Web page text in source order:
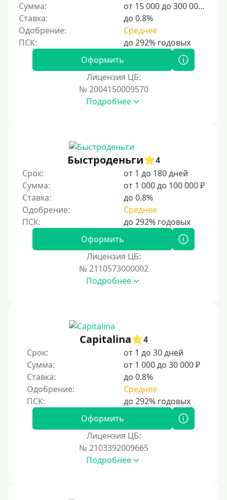
Даже бомжам
Без указания места работы
Для иностранных граждан
Для иностранных граждан Украины
Для иностранных граждан Казахстана
Для иностранных граждан Кыргызстана
Для иностранных граждан Таджикистана
Для иностранных граждан Узбекистана
Для граждан СНГ
Сумма (рублей)
100 руб
300 руб
2500 руб
3000 руб
4000 руб
5000 руб
7000 руб
Сумма:
от 15 000 до 300 000 ₽
Ставка:
до 0.8%
Одобрение:
Среднее
Оформить
Лицензия ЦБ:
№ 2004150009570
Подробнее
Быстроденьги
4
Срок:
от 1 до 180 дней
Сумма:
от 1 000 до 100 000 ₽
Ставка:
до 0.8%
Одобрение:
Среднее
Оформить
Лицензия ЦБ:
№ 2110573000002
Подробнее
Capitalina
4
Срок:
от 1 до 30 дней
Сумма:
от 1 000 до 30 000 ₽
Ставка:
до 0.8%
Одобрение:
Среднее
Оформить
Лицензия ЦБ:
№ 2103392009665
Подробнее